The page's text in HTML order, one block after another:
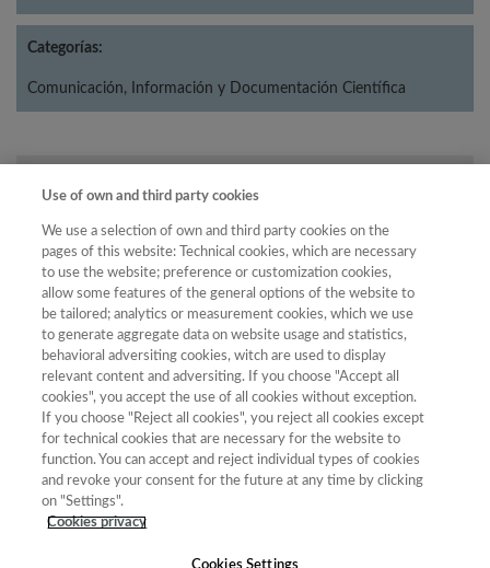
Categorías:
Comunicación, Información y Documentación Científica
Año
Año
Año Categoría Puntuación Posición
Total
de
revistas
2023
Comunicación,
Información y
Documentación
Científica
22.70 22 32
Use of own and third party cookies
We use a selection of own and third party cookies on the
pages of this website: Technical cookies, which are necessary
to use the website; preference or customization cookies,
allow some features of the general options of the website to
be tailored; analytics or measurement cookies, which we use
to generate aggregate data on website usage and statistics,
behavioral adversiting cookies, witch are used to display
relevant content and adversiting. If you choose "Accept all
cookies", you accept the use of all cookies without exception.
If you choose "Reject all cookies", you reject all cookies except
for technical cookies that are necessary for the website to
function. You can accept and reject individual types of cookies
and revoke your consent for the future at any time by clicking
on "Settings".
Cookies privacy